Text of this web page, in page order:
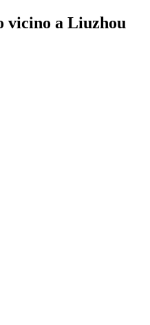
vicino a Liuzhou